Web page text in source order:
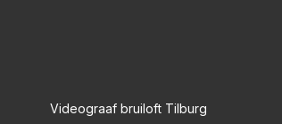
Videograaf bruiloft Tilburg